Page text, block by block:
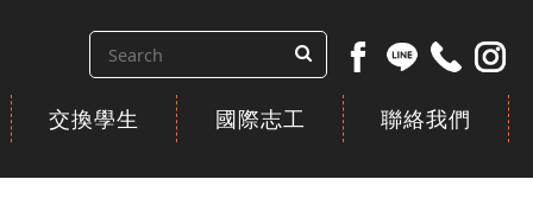
交換學生 國際志工 聯絡我們